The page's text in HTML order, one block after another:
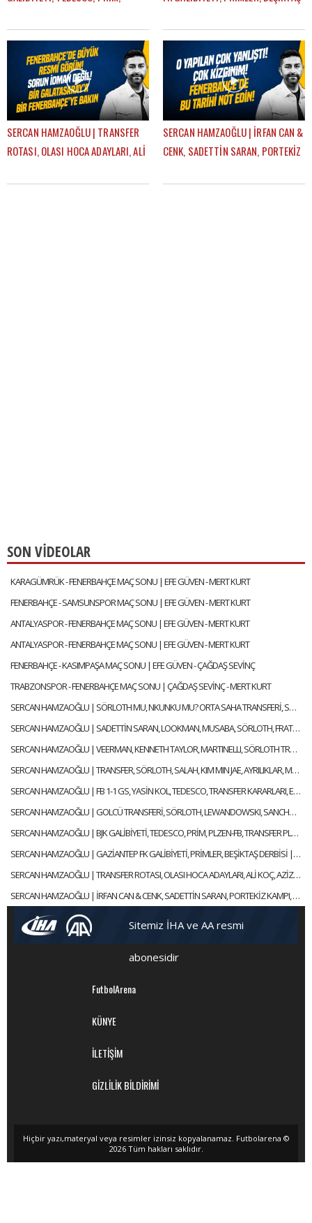
GÜNDEM FENERBAHÇE
SERCAN HAMZAOĞLU | TRANSFER
ROTASI, OLASI HOCA ADAYLARI, ALİ
FENERBAHÇE
SERCAN HAMZAOĞLU | İRFAN CAN &
CENK, SADETTİN SARAN, PORTEKİZ
FENERBAHÇE
SON VİDEOLAR
KARAGÜMRÜK - FENERBAHÇE MAÇ SONU | EFE GÜVEN - MERT KURT
FENERBAHÇE - SAMSUNSPOR MAÇ SONU | EFE GÜVEN - MERT KURT
ANTALYASPOR - FENERBAHÇE MAÇ SONU | EFE GÜVEN - MERT KURT
ANTALYASPOR - FENERBAHÇE MAÇ SONU | EFE GÜVEN - MERT KURT
FENERBAHÇE - KASIMPAŞA MAÇ SONU | EFE GÜVEN - ÇAĞDAŞ SEVİNÇ
TRABZONSPOR - FENERBAHÇE MAÇ SONU | ÇAĞDAŞ SEVİNÇ - MERT KURT
SERCAN HAMZAOĞLU | SÖRLOTH MU, NKUNKU MU? ORTA SAHA TRANSFERİ, SÜPER KUPA | GÜNDEM FENERBAHÇE
SERCAN HAMZAOĞLU | SADETTİN SARAN, LOOKMAN, MUSABA, SÖRLOTH, FRATTESI, TRANSFER | GÜNDEM FENERBAHÇE
SERCAN HAMZAOĞLU | VEERMAN, KENNETH TAYLOR, MARTINELLI, SÖRLOTH TRANSFERİ | GÜNDEM FENERBAHÇE
SERCAN HAMZAOĞLU | TRANSFER, SÖRLOTH, SALAH, KIM MIN JAE, AYRILIKLAR, MERT HAKAN | GÜNDEM FENERBAHÇE
SERCAN HAMZAOĞLU | FB 1-1 GS, YASİN KOL, TEDESCO, TRANSFER KARARLARI, EN NESYRI | GÜNDEM FENERBAHÇE
SERCAN HAMZAOĞLU | GOLCÜ TRANSFERİ, SÖRLOTH, LEWANDOWSKI, SANCHO, RİZESPOR-FB | GÜNDEM FENERBAHÇE
SERCAN HAMZAOĞLU | BJK GALİBİYETİ, TEDESCO, PRİM, PLZEN-FB, TRANSFER PLANI | GÜNDEM FENERBAHÇE
SERCAN HAMZAOĞLU | GAZİANTEP FK GALİBİYETİ, PRİMLER, BEŞİKTAŞ DERBİSİ | GÜNDEM FENERBAHÇE
SERCAN HAMZAOĞLU | TRANSFER ROTASI, OLASI HOCA ADAYLARI, ALİ KOÇ, AZİZ YILDIRIM | GÜNDEM FENERBAHÇE
SERCAN HAMZAOĞLU | İRFAN CAN & CENK, SADETTİN SARAN, PORTEKİZ KAMPI, TEDESCO | GÜNDEM FENERBAHÇE
Sitemiz İHA ve AA resmi
abonesidir
FutbolArena
KÜNYE
İLETİŞİM
GİZLİLİK BİLDİRİMİ
Hiçbir yazı,materyal veya resimler izinsiz kopyalanamaz. Futbolarena ©
2026 Tüm hakları saklıdır.